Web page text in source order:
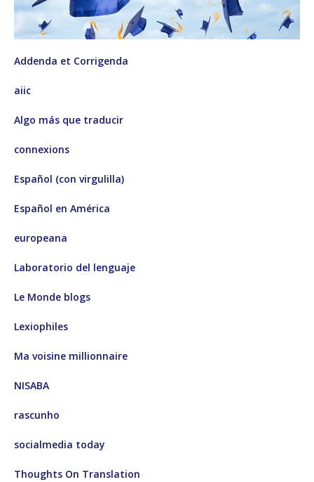
Addenda et Corrigenda
aiic
Algo más que traducir
connexions
Español (con virgulilla)
Español en América
europeana
Laboratorio del lenguaje
Le Monde blogs
Lexiophiles
Ma voisine millionnaire
NISABA
rascunho
socialmedia today
Thoughts On Translation